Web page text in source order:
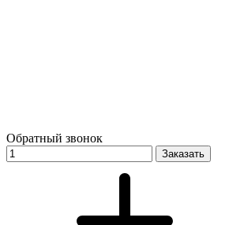
Обратный звонок
Заказать